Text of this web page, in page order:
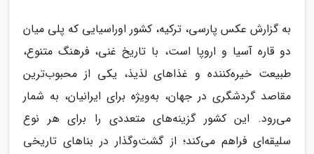
به گزارش عکس پارسی، ترکیه، کشور اوراسیایی که پلی میان
دو قاره آسیا و اروپا است، با تاریخ غنی، فرهنگ متنوع،
طبیعت خیره‌کننده و غذاهای لذیذ، یکی از محبوب‌ترین
مقاصد گردشگری در جهان، به‌ویژه برای ایرانیان، به شمار
می‌رود. این کشور گزینه‌های متعددی را برای هر نوع
سلیقه‌ای فراهم می‌کند؛ از گشت‌وگذار در بناهای تاریخی